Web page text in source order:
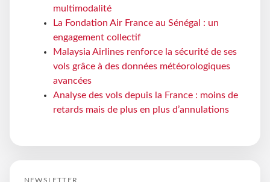
multimodalité
La Fondation Air France au Sénégal : un
engagement collectif
Malaysia Airlines renforce la sécurité de ses
vols grâce à des données météorologiques
avancées
Analyse des vols depuis la France : moins de
retards mais de plus en plus d’annulations
NEWSLETTER